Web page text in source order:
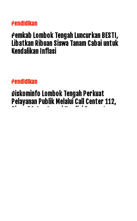
Pendidikan
Pemkab Lombok Tengah Luncurkan BESTI,
Libatkan Ribuan Siswa Tanam Cabai untuk
Kendalikan Inflasi
Pendidikan
Diskominfo Lombok Tengah Perkuat
Pelayanan Publik Melalui Call Center 112,
Siaga 24 Jam Layani Kondisi Darurat